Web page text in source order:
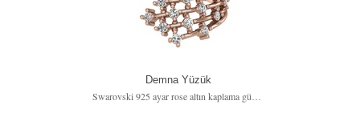
Demna Yüzük